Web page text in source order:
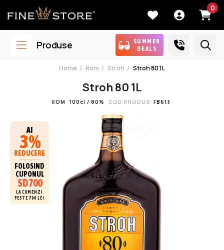
0
Produse
SUMMER
DEALS
Home Rom Stroh Stroh 80 1L
Stroh 80 1L
ROM 100cl / 80% COD PRODUS: FB613
AI
3%
REDUCERE
FOLOSIND
CUPONUL
SD700
LA COMENZI
PESTE 700 LEI